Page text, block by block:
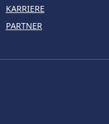
KARRIERE
PARTNER